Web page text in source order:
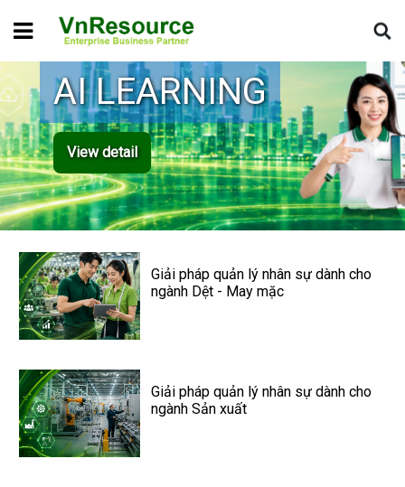
AI LEARNING
View detail
Giải pháp quản lý nhân sự dành cho
ngành Dệt - May mặc
Giải pháp quản lý nhân sự dành cho
ngành Sản xuất